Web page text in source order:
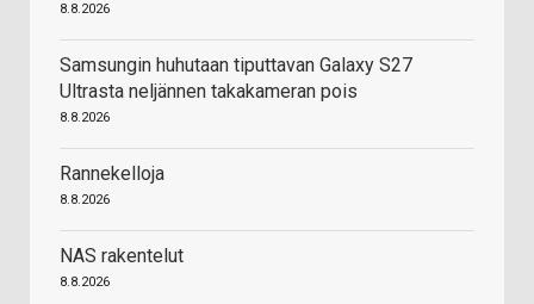
8.8.2026
Samsungin huhutaan tiputtavan Galaxy S27
Ultrasta neljännen takakameran pois
8.8.2026
Rannekelloja
8.8.2026
NAS rakentelut
8.8.2026